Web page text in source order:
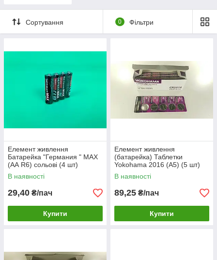
Сортування 0 Фільтри
Елемент живлення
Батарейка "Германия " MAX
(АА R6) сольові (4 шт)
В наявності
29,40 ₴/пач
Купити
Елемент живлення
(батарейка) Таблетки
Yokohama 2016 (А5) (5 шт)
В наявності
89,25 ₴/пач
Купити